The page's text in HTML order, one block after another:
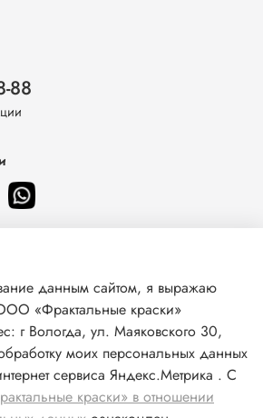
88
данным сайтом, я выражаю
«Фрактальные краски»
г Вологда, ул. Маяковского 30,
моих персональных данных
сервиса Яндекс.Метрика . С
краски» в отношении